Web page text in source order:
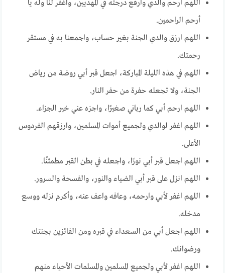
اللهم ارحم والدي وارفع درجته في المهديين، واغفر لنا وله يا
أرحم الراحمين.
اللهم ارزق والدي الجنة بغير حساب، واجمعنا به في مستقر
رحمتك.
اللهم في هذه الليلة المباركة، اجعل قبر أبي روضة من رياض
الجنة، ولا تجعله حفرة من حفر النار.
اللهم ارحم أبي كما رباني صغيرًا، واجزه عني خير الجزاء.
اللهم اغفر لوالدي ولجميع أموات المسلمين، وارزقهم الفردوس
الأعلى.
اللهم اجعل قبر أبي نورًا، واجعله في بطن القبر مطمئنًا.
اللهم انزل على قبر أبي الضياء والنور، والفسحة والسرور.
اللهم اغفر لأبي وارحمه، وعافه واعف عنه، وأكرم نزله ووسع
مدخله.
اللهم اجعل أبي من السعداء في قبره ومن الفائزين بجنتك
ورضوانك.
اللهم اغفر لأبي ولجميع المسلمين والمسلمات الأحياء منهم